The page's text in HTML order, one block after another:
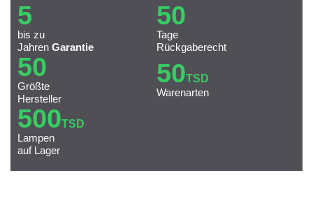
5
bis zu
Jahren Garantie
50
Tage
Rückgaberecht
50
Größte
Hersteller
50TSD
Warenarten
500TSD
Lampen
auf Lager